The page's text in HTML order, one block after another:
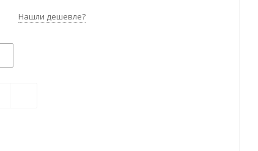
Нашли дешевле?